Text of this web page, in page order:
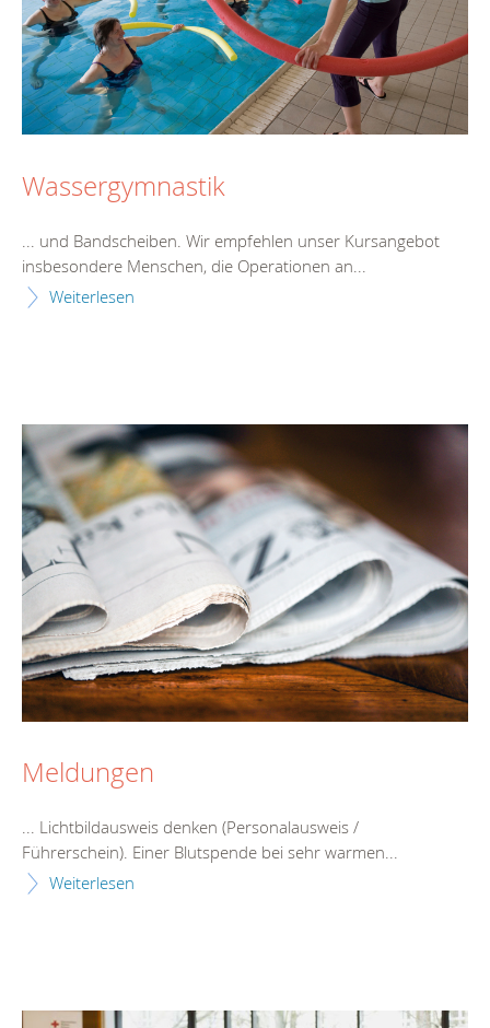
Wassergymnastik
... und Bandscheiben. Wir empfehlen unser Kursangebot
insbesondere Menschen, die Operationen an...
Weiterlesen
Meldungen
... Lichtbildausweis denken (Personalausweis /
Führerschein). Einer Blutspende bei sehr warmen...
Weiterlesen